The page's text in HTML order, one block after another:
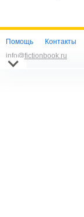
Помощь Контакты
info@fictionbook.ru